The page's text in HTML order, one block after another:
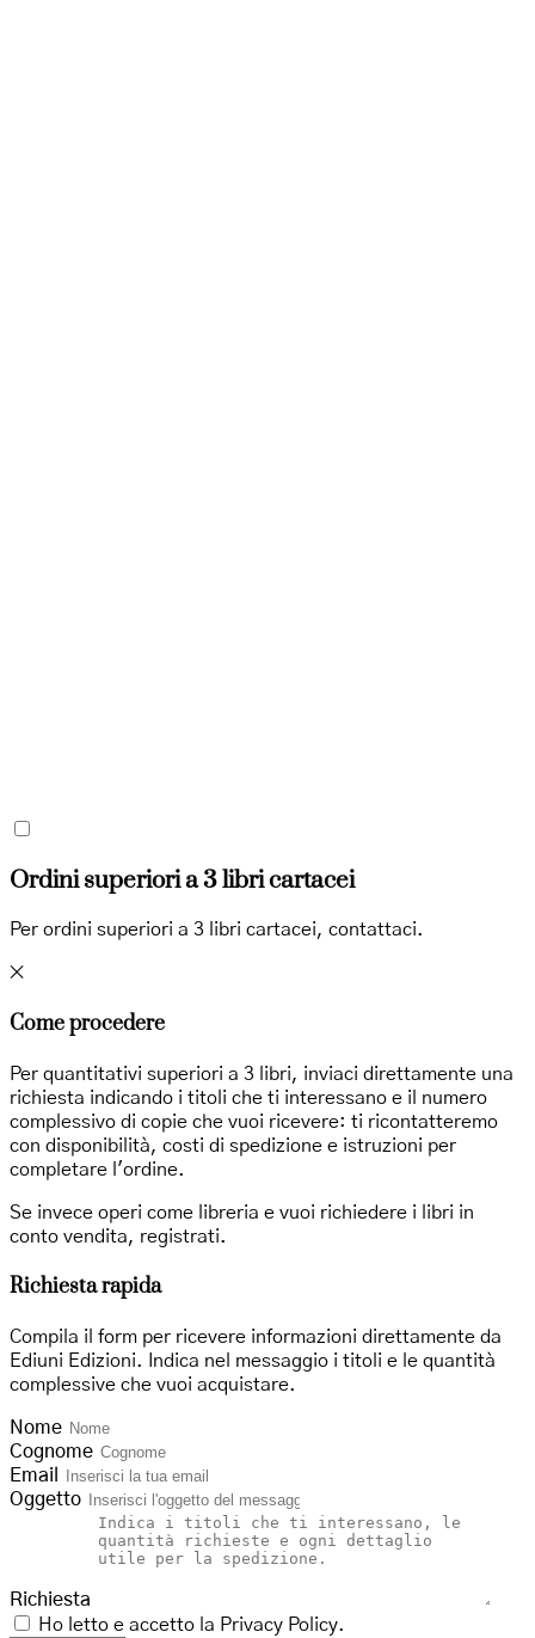
Ordini superiori a 3 libri cartacei
Per ordini superiori a 3 libri cartacei, contattaci.
✕
Come procedere
Per quantitativi superiori a 3 libri, inviaci direttamente una
richiesta indicando i titoli che ti interessano e il numero
complessivo di copie che vuoi ricevere: ti ricontatteremo
con disponibilità, costi di spedizione e istruzioni per
completare l'ordine.
Se invece operi come libreria e vuoi richiedere i libri in
conto vendita, registrati.
Richiesta rapida
Compila il form per ricevere informazioni direttamente da
Ediuni Edizioni. Indica nel messaggio i titoli e le quantità
complessive che vuoi acquistare.
Nome
Cognome
Email
Oggetto
Richiesta
Ho letto e accetto la Privacy Policy.